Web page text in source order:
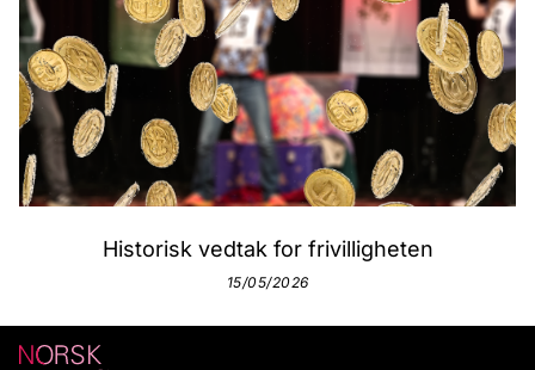
Historisk vedtak for frivilligheten
15/05/2026